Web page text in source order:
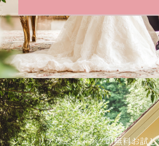
ジュノリアウェディングの無料お試